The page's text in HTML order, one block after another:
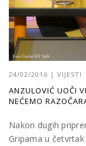
24/02/2016 | VIJESTI
ANZULOVIĆ UOČI
NEĆEMO
Nakon dugih
Gripama u